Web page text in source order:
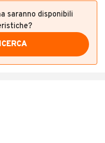
saranno disponibili